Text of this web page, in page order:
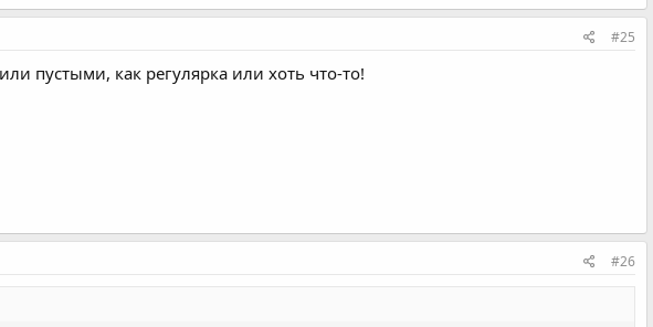
#25
пустыми, как регулярка или хоть что-то!
#26